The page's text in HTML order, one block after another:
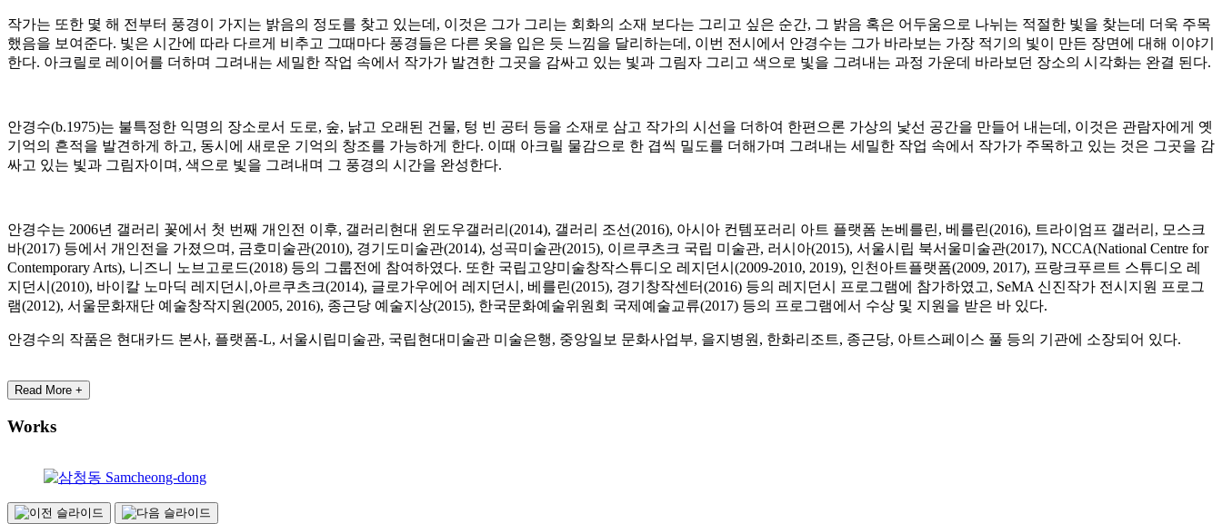
작가는 또한 몇 해 전부터 풍경이 가지는 밝음의 정도를 찾고 있는데, 이것은 그가 그리는 회화의 소재 보다는 그리고 싶은 순간, 그 밝음 혹은 어두움으로 나뉘는 적절한 빛을 찾는데 더욱 주목
했음을 보여준다. 빛은 시간에 따라 다르게 비추고 그때마다 풍경들은 다른 옷을 입은 듯 느낌을 달리하는데, 이번 전시에서 안경수는 그가 바라보는 가장 적기의 빛이 만든 장면에 대해 이야기
한다. 아크릴로 레이어를 더하며 그려내는 세밀한 작업 속에서 작가가 발견한 그곳을 감싸고 있는 빛과 그림자 그리고 색으로 빛을 그려내는 과정 가운데 바라보던 장소의 시각화는 완결 된다.
안경수(b.1975)는 불특정한 익명의 장소로서 도로, 숲, 낡고 오래된 건물, 텅 빈 공터 등을 소재로 삼고 작가의 시선을 더하여 한편으론 가상의 낯선 공간을 만들어 내는데, 이것은 관람자에게 옛
기억의 흔적을 발견하게 하고, 동시에 새로운 기억의 창조를 가능하게 한다. 이때 아크릴 물감으로 한 겹씩 밀도를 더해가며 그려내는 세밀한 작업 속에서 작가가 주목하고 있는 것은 그곳을 감
싸고 있는 빛과 그림자이며, 색으로 빛을 그려내며 그 풍경의 시간을 완성한다.
안경수는 2006년 갤러리 꽃에서 첫 번째 개인전 이후, 갤러리현대 윈도우갤러리(2014), 갤러리 조선(2016), 아시아 컨템포러리 아트 플랫폼 논베를린, 베를린(2016), 트라이엄프 갤러리, 모스크
바(2017) 등에서 개인전을 가졌으며, 금호미술관(2010), 경기도미술관(2014), 성곡미술관(2015), 이르쿠츠크 국립 미술관, 러시아(2015), 서울시립 북서울미술관(2017), NCCA(National Centre for
Contemporary Arts), 니즈니 노브고로드(2018) 등의 그룹전에 참여하였다. 또한 국립고양미술창작스튜디오 레지던시(2009-2010, 2019), 인천아트플랫폼(2009, 2017), 프랑크푸르트 스튜디오 레
지던시(2010), 바이칼 노마딕 레지던시,아르쿠츠크(2014), 글로가우에어 레지던시, 베를린(2015), 경기창작센터(2016) 등의 레지던시 프로그램에 참가하였고, SeMA 신진작가 전시지원 프로그
램(2012), 서울문화재단 예술창작지원(2005, 2016), 종근당 예술지상(2015), 한국문화예술위원회 국제예술교류(2017) 등의 프로그램에서 수상 및 지원을 받은 바 있다.
안경수의 작품은 현대카드 본사, 플랫폼-L, 서울시립미술관, 국립현대미술관 미술은행, 중앙일보 문화사업부, 을지병원, 한화리조트, 종근당, 아트스페이스 풀 등의 기관에 소장되어 있다.
Read More +
Works